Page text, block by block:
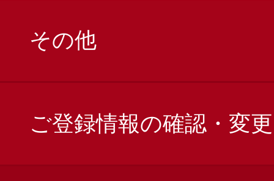
その他
ご登録情報の確認・変更